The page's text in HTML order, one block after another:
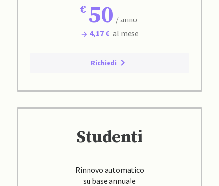
50 / anno
4,17 € al mese
Richiedi
Studenti
Rinnovo automatico
su base annuale